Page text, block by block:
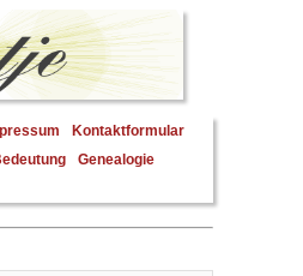
Kontaktformular
Genealogie